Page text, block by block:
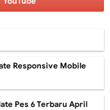
Responsive Mobile
Pes 6 Terbaru April